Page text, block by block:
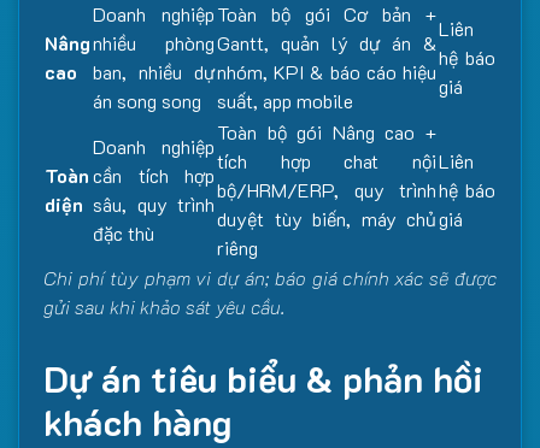
Nâng
cao
Doanh nghiệp
nhiều phòng
ban, nhiều dự
án song song
Toàn bộ gói Cơ bản +
Gantt, quản lý dự án &
nhóm, KPI & báo cáo hiệu
suất, app mobile
Liên
hệ báo
giá
Toàn
diện
Doanh nghiệp
cần tích hợp
sâu, quy trình
đặc thù
Toàn bộ gói Nâng cao +
tích hợp chat nội
bộ/HRM/ERP, quy trình
duyệt tùy biến, máy chủ
riêng
Liên
hệ báo
giá
Chi phí tùy phạm vi dự án; báo giá chính xác sẽ được
gửi sau khi khảo sát yêu cầu.
Dự án tiêu biểu & phản hồi
khách hàng